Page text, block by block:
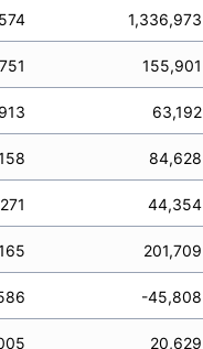
1,336,973
155,901
63,192
84,628
44,354
201,709
-45,808
20,629